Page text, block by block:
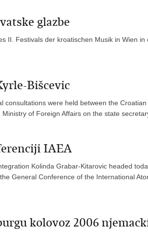
glazbe
II. Festivals der kroatischen Musik in Wien
Bišcevic
consultations were held between the
of Foreign Affairs on the state
IAEA
Kolinda Grabar-Kitarovic headed
General Conference of the International
kolovoz 2006